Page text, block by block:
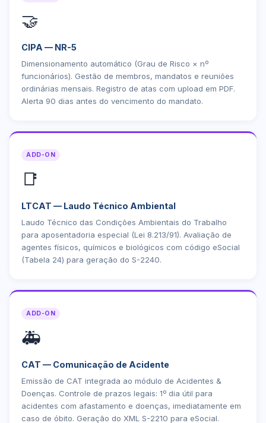
🤝
CIPA — NR-5
Dimensionamento automático (Grau de Risco × nº
funcionários). Gestão de membros, mandatos e reuniões
ordinárias mensais. Registro de atas com upload em PDF.
Alerta 90 dias antes do vencimento do mandato.
ADD-ON
📑
LTCAT — Laudo Técnico Ambiental
Laudo Técnico das Condições Ambientais do Trabalho
para aposentadoria especial (Lei 8.213/91). Avaliação de
agentes físicos, químicos e biológicos com código eSocial
(Tabela 24) para geração do S-2240.
ADD-ON
🚑
CAT — Comunicação de Acidente
Emissão de CAT integrada ao módulo de Acidentes &
Doenças. Controle de prazos legais: 1º dia útil para
acidentes com afastamento e doenças, imediatamente em
caso de óbito. Geração do XML S-2210 para eSocial.